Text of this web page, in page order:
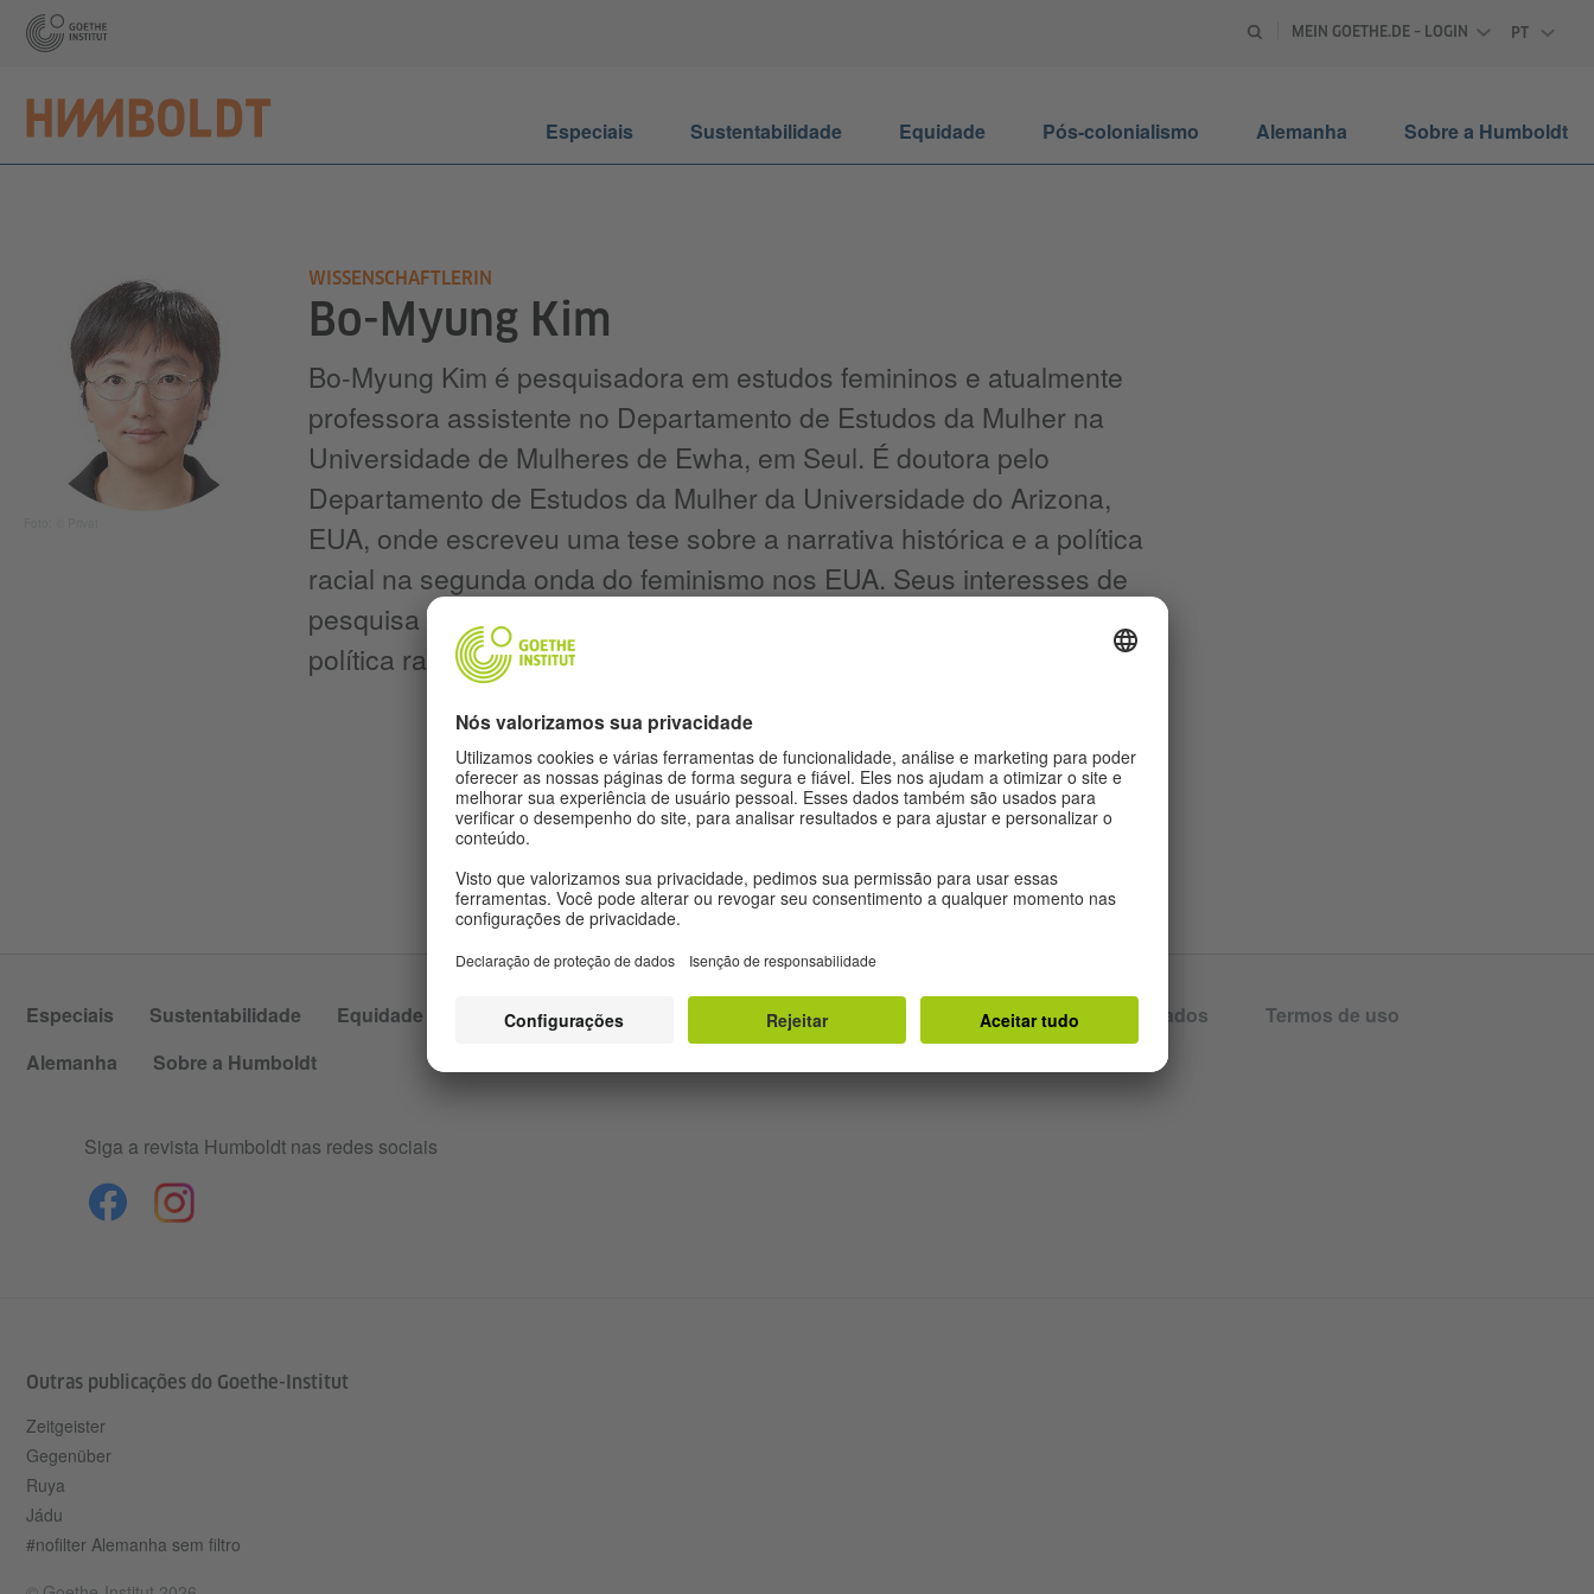
MEIN GOETHE.DE – LOGIN
PT
Especiais Sustentabilidade Equidade Pós-colonialismo Alemanha Sobre a Humboldt
WISSENSCHAFTLERIN
Bo-Myung Kim
Bo-Myung Kim é pesquisadora em estudos femininos e atualmente
professora assistente no Departamento de Estudos da Mulher na
Universidade de Mulheres de Ewha, em Seul. É doutora pelo
Departamento de Estudos da Mulher da Universidade do Arizona,
EUA, onde escreveu uma tese sobre a narrativa histórica e a política
racial na segunda onda do feminismo nos EUA. Seus interesses de
pesquisa incluem o movimento das mulheres, a teoria feminista e a
política racial.
AUTORAS E AUTORES
Especiais Sustentabilidade Equidade
Pós-colonialismo
Alemanha
Sobre a Humboldt
Proteção de dados
Termos de uso
Proteção de dados
Siga a revista Humboldt nas redes sociais
Outras publicações do Goethe-Institut
Zeitgeister
Gegenüber
Ruya
Jádu
#nofilter Alemanha sem filtro